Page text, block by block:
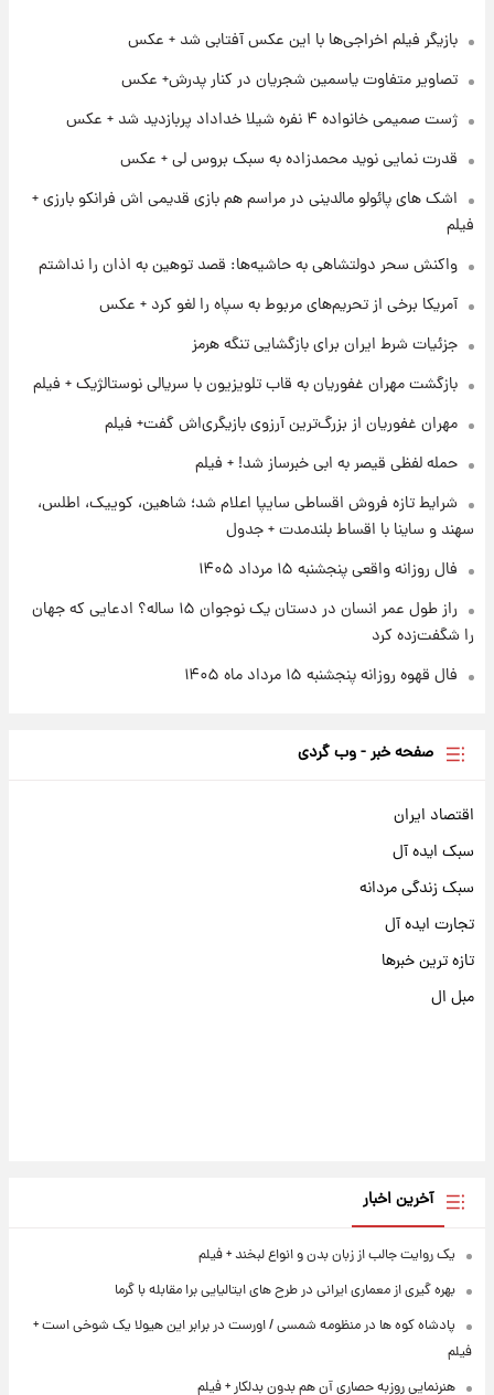
۱۷ ساعت پیش
+ جدول
آغاز طرح جدید فروش مشارکت در تولید سایپا؛
سود مشارکت چند درصد است؟
۱ روز پیش
کار استقلال و رامین رضاییان رسما تمام شد +
عکس / خداحافظی صمیمانه آبی ها با رامین!
بازیگر فیلم اخراجی‌ها با این عکس آفتابی شد + عکس
تصاویر متفاوت یاسمین شجریان در کنار پدرش+ عکس
ژست صمیمی خانواده ۴ نفره شیلا خداداد پربازدید شد + عکس
قدرت نمایی نوید محمدزاده به سبک بروس لی + عکس
اشک های پائولو مالدینی در مراسم هم بازی قدیمی اش فرانکو بارزی +
فیلم
واکنش سحر دولتشاهی به حاشیه‌ها: قصد توهین به اذان را نداشتم
آمریکا برخی از تحریم‌های مربوط به سپاه را لغو کرد + عکس
جزئیات شرط ایران برای بازگشایی تنگه هرمز
بازگشت مهران غفوریان به قاب تلویزیون با سریالی نوستالژیک + فیلم
مهران غفوریان از بزرگ‌ترین آرزوی بازیگری‌اش گفت+ فیلم
حمله لفظی قیصر به ابی خبرساز شد! + فیلم
شرایط تازه فروش اقساطی سایپا اعلام شد؛ شاهین، کوییک، اطلس،
سهند و ساینا با اقساط بلندمدت + جدول
فال روزانه واقعی پنجشنبه ۱۵ مرداد ۱۴۰۵
راز طول عمر انسان در دستان یک نوجوان ۱۵ ساله؟ ادعایی که جهان
را شگفت‌زده کرد
فال قهوه روزانه پنجشنبه ۱۵ مرداد ماه ۱۴۰۵
صفحه خبر - وب گردی
اقتصاد ایران
سبک ایده آل
سبک زندگی مردانه
تجارت ایده آل
تازه ترین خبرها
مبل ال
آخرین اخبار
یک روایت جالب از زبان بدن و انواع لبخند + فیلم
بهره گیری از معماری ایرانی در طرح های ایتالیایی برا مقابله با گرما
پادشاه کوه ها در منظومه شمسی / اورست در برابر این هیولا یک شوخی است +
فیلم
هنرنمایی روزبه حصاری آن هم بدون بدلکار + فیلم